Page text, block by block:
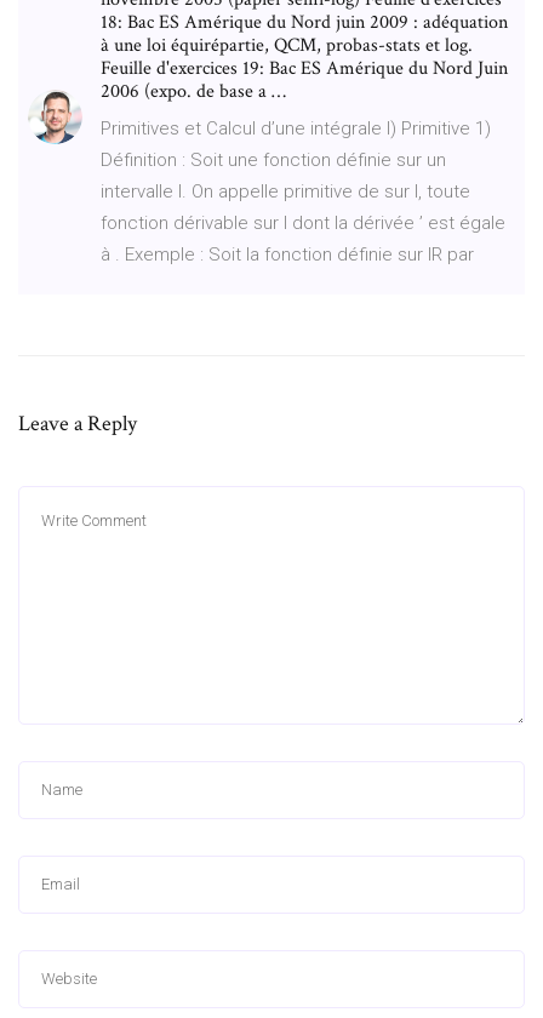
18: Bac ES Amérique du Nord juin 2009 : adéquation
à une loi équirépartie, QCM, probas-stats et log.
Feuille d'exercices 19: Bac ES Amérique du Nord Juin
2006 (expo. de base a …
Primitives et Calcul d’une intégrale I) Primitive 1)
Définition : Soit une fonction définie sur un
intervalle I. On appelle primitive de sur I, toute
fonction dérivable sur I dont la dérivée ’ est égale
à . Exemple : Soit la fonction définie sur IR par
Leave a Reply